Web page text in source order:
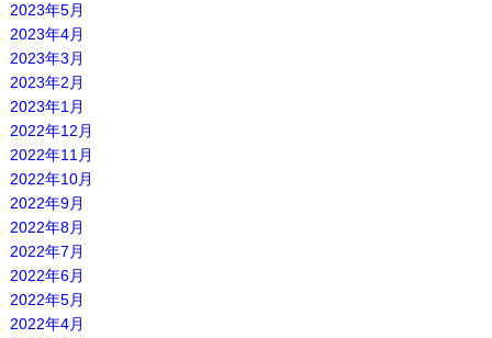
2023年5月
2023年4月
2023年3月
2023年2月
2023年1月
2022年12月
2022年11月
2022年10月
2022年9月
2022年8月
2022年7月
2022年6月
2022年5月
2022年4月